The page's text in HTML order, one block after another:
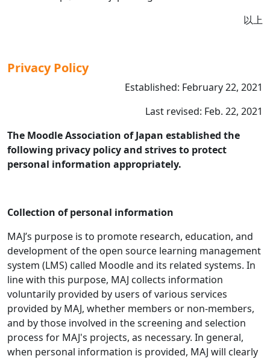
以上
Privacy Policy
Established: February 22, 2021
Last revised: Feb. 22, 2021
The Moodle Association of Japan established the
following privacy policy and strives to protect
personal information appropriately.
Collection of personal information
MAJ’s purpose is to promote research, education, and
development of the open source learning management
system (LMS) called Moodle and its related systems. In
line with this purpose, MAJ collects information
voluntarily provided by users of various services
provided by MAJ, whether members or non-members,
and by those involved in the screening and selection
process for MAJ's projects, as necessary. In general,
when personal information is provided, MAJ will clearly